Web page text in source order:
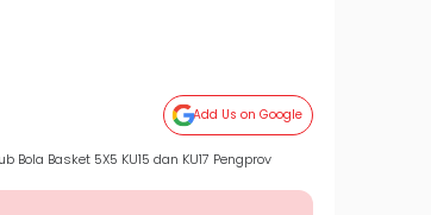
Add Us on Google
Basket 5X5 KU15 dan KU17 Pengprov